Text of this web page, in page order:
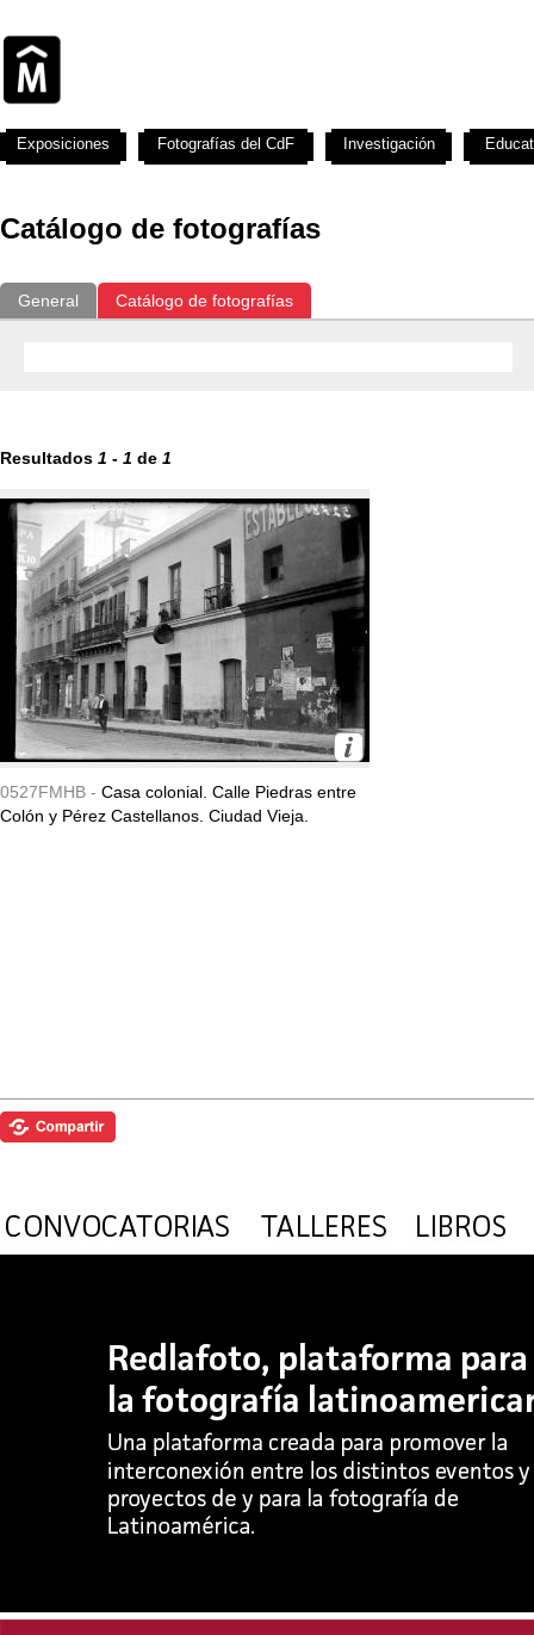
Catálogo de fotografías
General Catálogo de fotografías
Resultados 1 - 1 de 1
0527FMHB - Casa colonial. Calle Piedras entre
Colón y Pérez Castellanos. Ciudad Vieja.
Exposiciones Fotografías del CdF Investigación